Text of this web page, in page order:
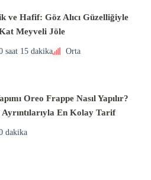
ve Hafif: Göz Alıcı Güzelliğiyle
Meyveli Jöle
saat 15 dakika Orta
Oreo Frappe Nasıl Yapılır?
Ayrıntılarıyla En Kolay Tarif
dakika